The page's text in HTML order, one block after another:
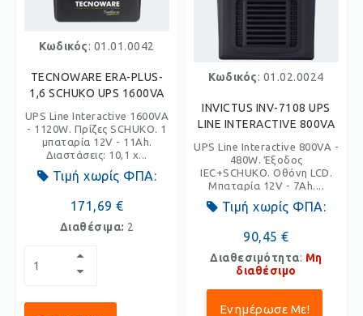
Κωδικός: 01.01.0042
TECNOWARE ERA-PLUS-
1,6 SCHUKO UPS 1600VA
UPS Line Interactive 1600VA
- 1120W. Πρίζες SCHUKO. 1
μπαταρία 12V - 11Ah.
Διαστάσεις: 10,1 x...
Τιμή χωρίς ΦΠΑ:
171,69 €
Διαθέσιμα: 2
Κωδικός: 01.02.0024
INVICTUS INV-7108 UPS
LINE INTERACTIVE 800VA
UPS Line Interactive 800VA -
480W. Έξοδος
IEC+SCHUKO. Οθόνη LCD.
Μπαταρία 12V - 7Ah....
Τιμή χωρίς ΦΠΑ:
90,45 €
Διαθεσιμότητα: Μη
διαθέσιμο
Ενημέρωσε Με!